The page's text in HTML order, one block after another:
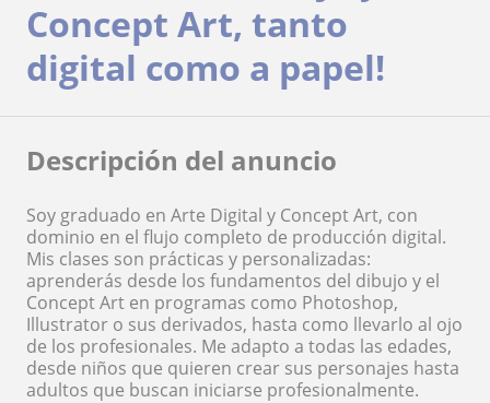
Concept Art, tanto
digital como a papel!
Descripción del anuncio
Soy graduado en Arte Digital y Concept Art, con
dominio en el flujo completo de producción digital.
Mis clases son prácticas y personalizadas:
aprenderás desde los fundamentos del dibujo y el
Concept Art en programas como Photoshop,
Illustrator o sus derivados, hasta como llevarlo al ojo
de los profesionales. Me adapto a todas las edades,
desde niños que quieren crear sus personajes hasta
adultos que buscan iniciarse profesionalmente.